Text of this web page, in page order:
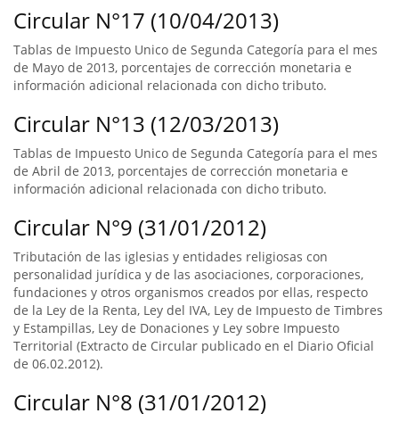
Circular N°17 (10/04/2013)
Tablas de Impuesto Unico de Segunda Categoría para el mes
de Mayo de 2013, porcentajes de corrección monetaria e
información adicional relacionada con dicho tributo.
Circular N°13 (12/03/2013)
Tablas de Impuesto Unico de Segunda Categoría para el mes
de Abril de 2013, porcentajes de corrección monetaria e
información adicional relacionada con dicho tributo.
Circular N°9 (31/01/2012)
Tributación de las iglesias y entidades religiosas con
personalidad jurídica y de las asociaciones, corporaciones,
fundaciones y otros organismos creados por ellas, respecto
de la Ley de la Renta, Ley del IVA, Ley de Impuesto de Timbres
y Estampillas, Ley de Donaciones y Ley sobre Impuesto
Territorial (Extracto de Circular publicado en el Diario Oficial
de 06.02.2012).
Circular N°8 (31/01/2012)